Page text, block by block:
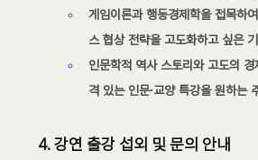
게임이론과 행동경제학을 접목하
스 협상 전략을 고도화하고 싶은
인문학적 역사 스토리와 고도의
격 있는 인문·교양 특강을 원하는
4. 강연 출강 섭외 및 문의 안내